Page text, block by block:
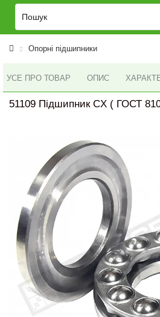
Опорні підшипники
УСЕ ПРО ТОВАР ОПИС
51109 Підшипник CX ( ГОСТ